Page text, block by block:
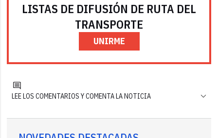
LISTAS DE DIFUSIÓN DE RUTA DEL
TRANSPORTE
UNIRME
LEE LOS COMENTARIOS Y COMENTA LA NOTICIA